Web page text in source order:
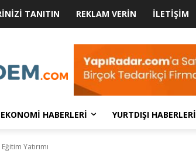
TANITIN REKLAM VERIN İLETIŞIM
EKONOMI HABERLERI YURTDIŞI HABERLERI
Yatırımı